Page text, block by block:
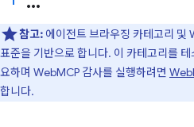
참고: 에이전트 브라우징 카테고리 및
표준을 기반으로 합니다. 이 카테고리를
요하며 WebMCP 감사를 실행하려면
합니다.